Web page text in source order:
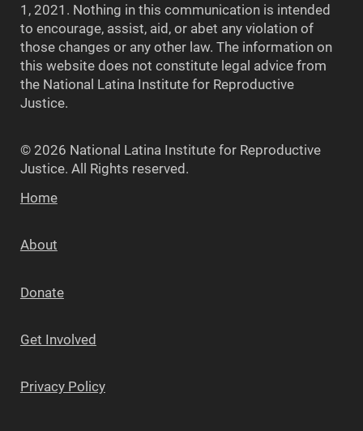
1, 2021. Nothing in this communication is intended
to encourage, assist, aid, or abet any violation of
those changes or any other law. The information on
this website does not constitute legal advice from
the National Latina Institute for Reproductive
Justice.
© 2026 National Latina Institute for Reproductive
Justice. All Rights reserved.
Home
About
Donate
Get Involved
Privacy Policy